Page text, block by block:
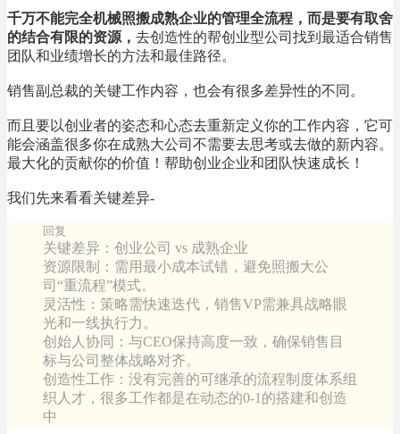
千万不能完全机械照搬成熟企业的管理全流程，而是要有取舍
的结合有限的资源， 去创造性的帮创业型公司找到最适合销售
团队和业绩增长的方法和最佳路径。
销售副总裁的关键工作内容，也会有很多差异性的不同。
而且要以创业者的姿态和心态去重新定义你的工作内容，它可
能会涵盖很多你在成熟大公司不需要去思考或去做的新内容。
最大化的贡献你的价值！帮助创业企业和团队快速成长！
我们先来看看关键差异-
回复
关键差异：创业公司 vs 成熟企业
资源限制：需用最小成本试错，避免照搬大公
司“重流程”模式。
灵活性：策略需快速迭代，销售VP需兼具战略眼
光和一线执行力。
创始人协同：与CEO保持高度一致，确保销售目
标与公司整体战略对齐。
创造性工作：没有完善的可继承的流程制度体系组
织人才，很多工作都是在动态的0-1的搭建和创造
中